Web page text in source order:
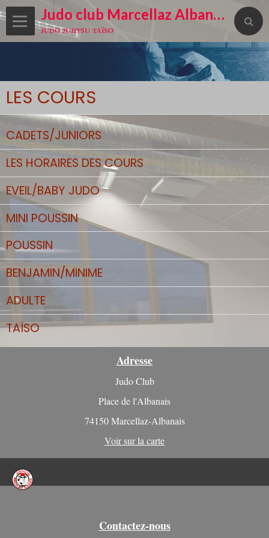
Judo club Marcellaz Albanais
judo jujitsu taïso
LES COURS
CADETS/JUNIORS
LES HORAIRES DES COURS
EVEIL/BABY JUDO
MINI POUSSIN
POUSSIN
BENJAMIN/MINIME
ADULTE
TAÏSO
Adresse
Judo Club
Place de l'Albanais
74150 Marcellaz-Albanais
Voir sur la carte
Contactez-nous